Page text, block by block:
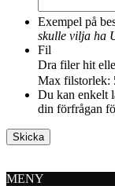
Exempel på
skulle vilja ha
Fil
Dra filer hit
Max filstorlek:
Du kan enkelt
din förfrågan
MENY